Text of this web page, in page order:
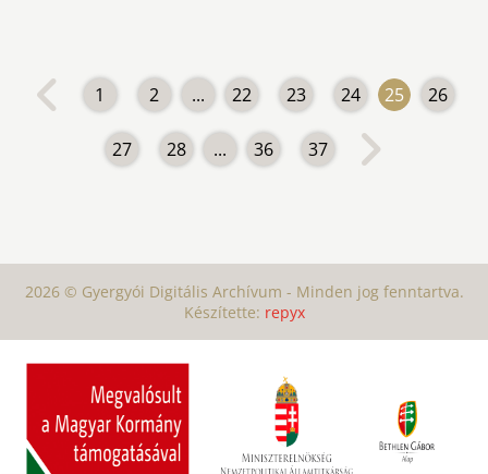
1 2 ... 22 23 24 25 26
27 28 ... 36 37
2026 © Gyergyói Digitális Archívum - Minden jog fenntartva.
Készítette: repyx